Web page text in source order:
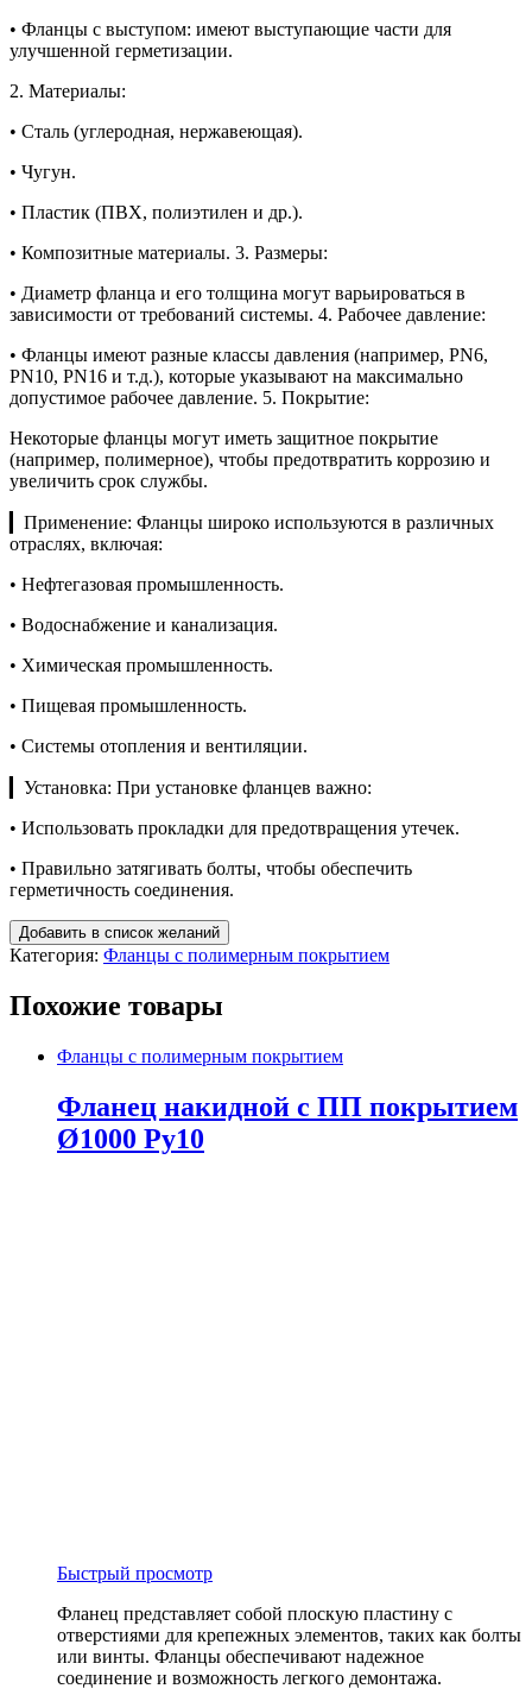
• Фланцы с выступом: имеют выступающие части для
улучшенной герметизации.
2. Материалы:
• Сталь (углеродная, нержавеющая).
• Чугун.
• Пластик (ПВХ, полиэтилен и др.).
• Композитные материалы. 3. Размеры:
• Диаметр фланца и его толщина могут варьироваться в
зависимости от требований системы. 4. Рабочее давление:
• Фланцы имеют разные классы давления (например, PN6,
PN10, PN16 и т.д.), которые указывают на максимально
допустимое рабочее давление. 5. Покрытие:
Некоторые фланцы могут иметь защитное покрытие
(например, полимерное), чтобы предотвратить коррозию и
увеличить срок службы.
▎Применение: Фланцы широко используются в различных
отраслях, включая:
• Нефтегазовая промышленность.
• Водоснабжение и канализация.
• Химическая промышленность.
• Пищевая промышленность.
• Системы отопления и вентиляции.
▎Установка: При установке фланцев важно:
• Использовать прокладки для предотвращения утечек.
• Правильно затягивать болты, чтобы обеспечить
герметичность соединения.
Добавить в список желаний
Категория: Фланцы с полимерным покрытием
Похожие товары
Фланцы с полимерным покрытием
Фланец накидной с ПП покрытием
Ø1000 Ру10
Быстрый просмотр
Фланец представляет собой плоскую пластину с
отверстиями для крепежных элементов, таких как болты
или винты. Фланцы обеспечивают надежное
соединение и возможность легкого демонтажа.